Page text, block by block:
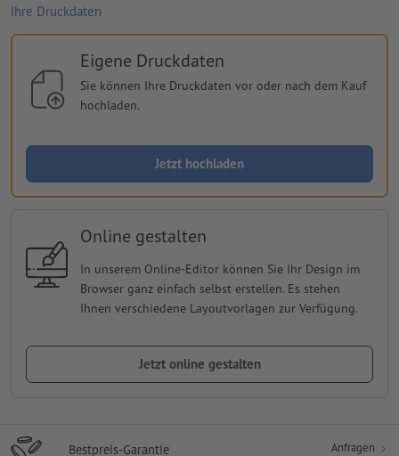
Ihre Druckdaten
Eigene Druckdaten
Sie können Ihre Druckdaten vor oder nach dem Kauf
hochladen.
Jetzt hochladen
Online gestalten
In unserem Online-Editor können Sie Ihr Design im
Browser ganz einfach selbst erstellen. Es stehen
Ihnen verschiedene Layoutvorlagen zur Verfügung.
Jetzt online gestalten
Bestpreis-Garantie Anfragen